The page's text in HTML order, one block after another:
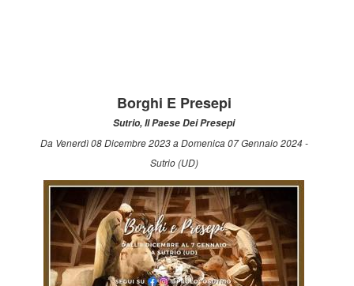
Borghi E Presepi
Sutrio, Il Paese Dei Presepi
Da Venerdì 08 Dicembre 2023 a Domenica 07 Gennaio 2024 -
Sutrio (UD)